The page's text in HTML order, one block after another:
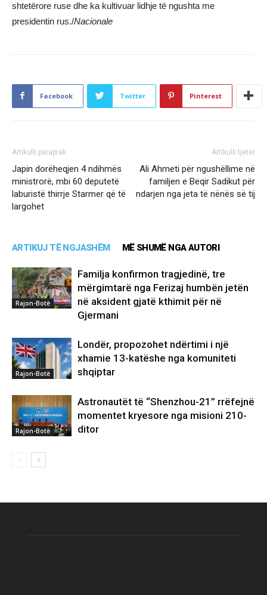
shtetërore ruse dhe ka kultivuar lidhje të ngushta me
presidentin rus./Nacionale
Facebook Twitter Pinterest
Artikulli paraprak
Japin dorëheqjen 4 ndihmës
ministrorë, mbi 60 deputetë
laburistë thirrje Starmer që të
largohet
Artikulli tjetër
Ali Ahmeti për ngushëllime në
familjen e Beqir Sadikut për
ndarjen nga jeta të nënës së tij
ARTIKUJ TË NGJASHËM MË SHUMË NGA AUTORI
Rajon-Botë
Familja konfirmon tragjedinë, tre
mërgimtarë nga Ferizaj humbën jetën
në aksident gjatë kthimit për në
Gjermani
Rajon-Botë
Londër, propozohet ndërtimi i një
xhamie 13-katëshe nga komuniteti
shqiptar
Rajon-Botë
Astronautët të “Shenzhou-21” rrëfejnë
momentet kryesore nga misioni 210-
ditor